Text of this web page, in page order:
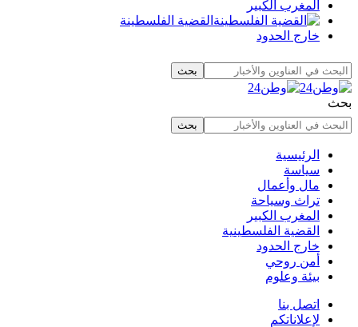
المغرب الكبير
القضية الفلسطينة
خارج الحدود
بحث
الرئيسية
سياسة
مال وأعمال
تراث وسياحة
المغرب الكبير
القضية الفلسطينية
خارج الحدود
أمن روحي
بيئة وعلوم
اتصل بنا
لإعلاناتكم